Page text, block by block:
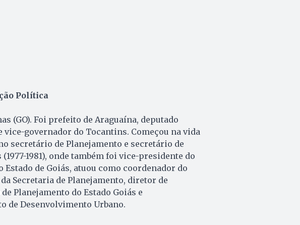
Política
(GO). Foi prefeito de Araguaína, deputado
vice-governador do Tocantins. Começou na vida
secretário de Planejamento e secretário de
1981), onde também foi vice-presidente do
Estado de Goiás, atuou como coordenador do
Secretaria de Planejamento, diretor de
Planejamento do Estado Goiás e
de Desenvolvimento Urbano.